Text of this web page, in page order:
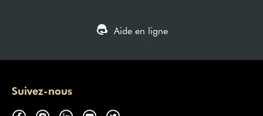
Aide en ligne
Suivez-nous